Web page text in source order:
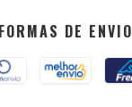
FORMAS DE ENVIO